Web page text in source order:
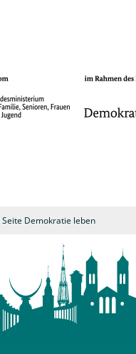
Demokratie leben